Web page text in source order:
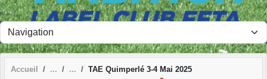
Accueil TAE Quimperlé 3-4 Mai 2025